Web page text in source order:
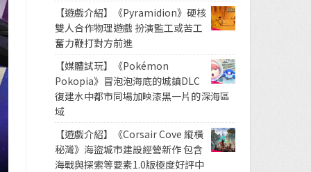
【遊戲介紹】《Pyramidion》硬核
雙人合作物理遊戲 扮演監工或苦工
奮力鞭打對方前進
【媒體試玩】《Pokémon
Pokopia》冒泡泡海底的城鎮DLC
復建水中都市同場加映漆黑一片的深海區
域
【遊戲介紹】《Corsair Cove 縱橫
秘灣》海盜城市建設經營新作 包含
海戰與探索等要素1.0版極度好評中